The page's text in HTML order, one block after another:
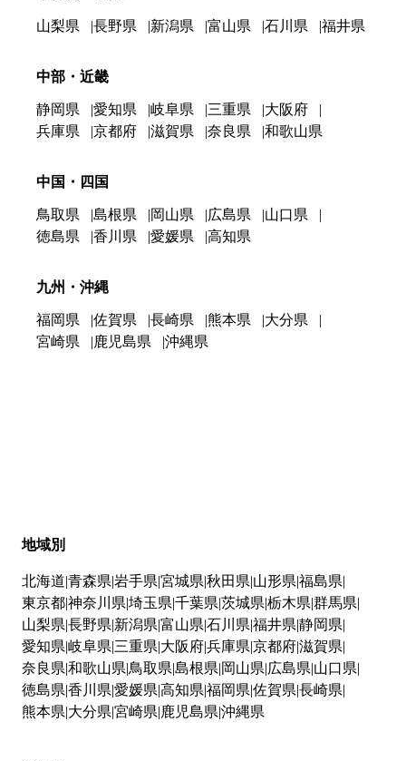
山梨県 長野県 新潟県 富山県 石川県 福井県
中部・近畿
静岡県 愛知県 岐阜県 三重県
大阪府
兵庫県
京都府 滋賀県 奈良県 和歌山県
中国・四国
鳥取県 島根県 岡山県 広島県
山口県
徳島県
香川県 愛媛県 高知県
九州・沖縄
福岡県 佐賀県 長崎県 熊本県
大分県
宮崎県
鹿児島県 沖縄県
地域別
北海道 青森県 岩手県 宮城県 秋田県 山形県 福島県
東京都神奈川県 埼玉県 千葉県 茨城県 栃木県 群馬県
山梨県 長野県 新潟県 富山県 石川県 福井県 静岡県
愛知県 岐阜県 三重県 大阪府兵庫県 京都府滋賀県
奈良県 和歌山県 鳥取県 島根県 岡山県 広島県 山口県
徳島県 香川県 愛媛県 高知県 福岡県 佐賀県 長崎県
熊本県 大分県 宮崎県 鹿児島県 沖縄県